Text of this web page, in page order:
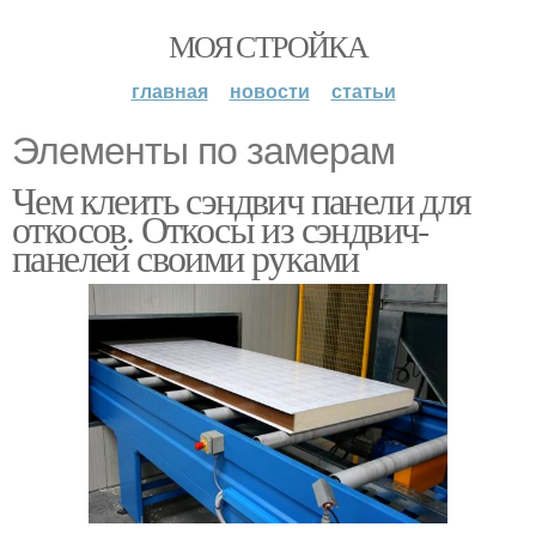
МОЯ СТРОЙКА
главная новости статьи
Элементы по замерам
Чем клеить сэндвич панели для
откосов. Откосы из сэндвич-
панелей своими руками